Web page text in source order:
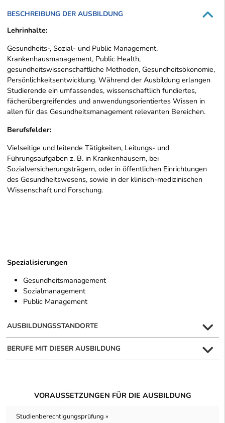
BESCHREIBUNG DER AUSBILDUNG
Lehrinhalte:
Gesundheits-, Sozial- und Public Management,
Krankenhausmanagement, Public Health,
gesundheitswissenschaftliche Methoden, Gesundheitsökonomie,
Persönlichkeitsentwicklung. Während der Ausbildung erlangen
Studierende ein umfassendes, wissenschaftlich fundiertes,
fächerübergreifendes und anwendungsorientiertes Wissen in
allen für das Gesundheitsmanagement relevanten Bereichen.
Berufsfelder:
Vielseitige und leitende Tätigkeiten, Leitungs- und
Führungsaufgaben z. B. in Krankenhäusern, bei
Sozialversicherungsträgern, oder in öffentlichen Einrichtungen
des Gesundheitswesens, sowie in der klinisch-medizinischen
Wissenschaft und Forschung.
Spezialisierungen
Gesundheitsmanagement
Sozialmanagement
Public Management
AUSBILDUNGSSTANDORTE
BERUFE MIT DIESER AUSBILDUNG
VORAUSSETZUNGEN FÜR DIE AUSBILDUNG
Studienberechtigungsprüfung »